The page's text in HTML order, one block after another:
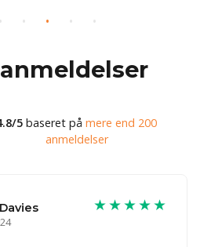
5 baseret på mere end 200
anmeldelser
★★★★★